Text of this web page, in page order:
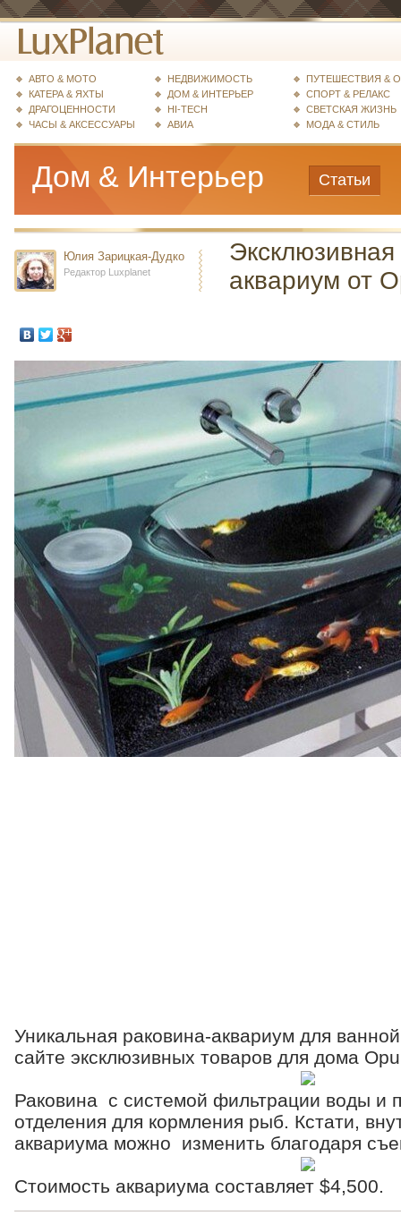
АВТО & МОТО
КАТЕРА & ЯХТЫ
ДРАГОЦЕННОСТИ
ЧАСЫ & АКСЕССУАРЫ
НЕДВИЖИМОСТЬ
ДОМ & ИНТЕРЬЕР
HI-TECH
АВИА
ПУТЕШЕСТВИЯ &
СПОРТ & РЕЛАКС
СВЕТСКАЯ ЖИЗНЬ
МОДА & СТИЛЬ
Дом & Интерьер Статьи
Юлия Зарицкая-Дудко
Редактор Luxplanet
аквариум от
Уникальная раковина-аквариум для
сайте эксклюзивных товаров для дома
Раковина с системой фильтрации воды и
отделения для кормления рыб. Кстати,
аквариума можно изменить благодаря
Стоимость аквариума составляет $4,500.